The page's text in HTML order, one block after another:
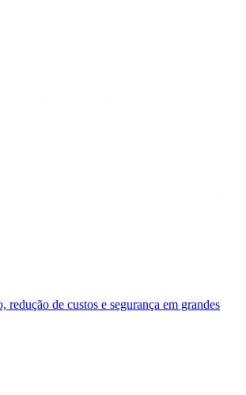
de custos e segurança em grandes